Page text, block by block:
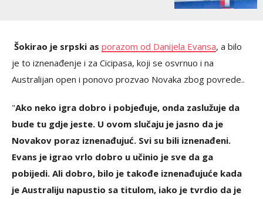
Šokirao je srpski as porazom od Danijela Evansa, a bilo
je to iznenađenje i za Cicipasa, koji se osvrnuo i na
Australijan open i ponovo prozvao Novaka zbog povrede..
"Ako neko igra dobro i pobjeđuje, onda zaslužuje da
bude tu gdje jeste. U ovom slučaju je jasno da je
Novakov poraz iznenađujuć. Svi su bili iznenađeni.
Evans je igrao vrlo dobro u učinio je sve da ga
pobijedi. Ali dobro, bilo je takođe iznenađujuće kada
je Australiju napustio sa titulom, iako je tvrdio da je